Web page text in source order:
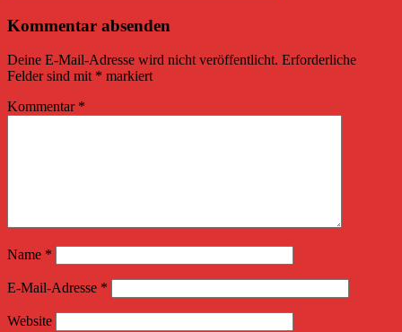
Kommentar absenden
Deine E-Mail-Adresse wird nicht veröffentlicht. Erforderliche
Felder sind mit * markiert
Kommentar *
Name *
E-Mail-Adresse *
Website